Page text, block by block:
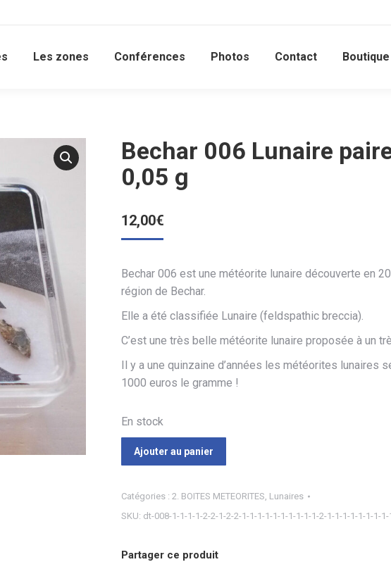
Les zones Conférences Photos Contact Boutique
Bechar 006 Lunaire
0,05 g
12,00€
Bechar 006 est une météorite lunaire découverte en
région de Bechar.
Elle a été classifiée Lunaire (feldspathic breccia).
C’est une très belle météorite lunaire proposée à un
Il y a une quinzaine d’années les météorites lunaires
1000 euros le gramme !
En stock
Ajouter au panier
Catégories : 2. BOITES METEORITES, Lunaires
SKU: dt-008-1-1-1-1-2-2-1-2-2-1-1-1-1-1-1-1-1-1-1-2-1-1-1-1-1-1-1-
Partager ce produit